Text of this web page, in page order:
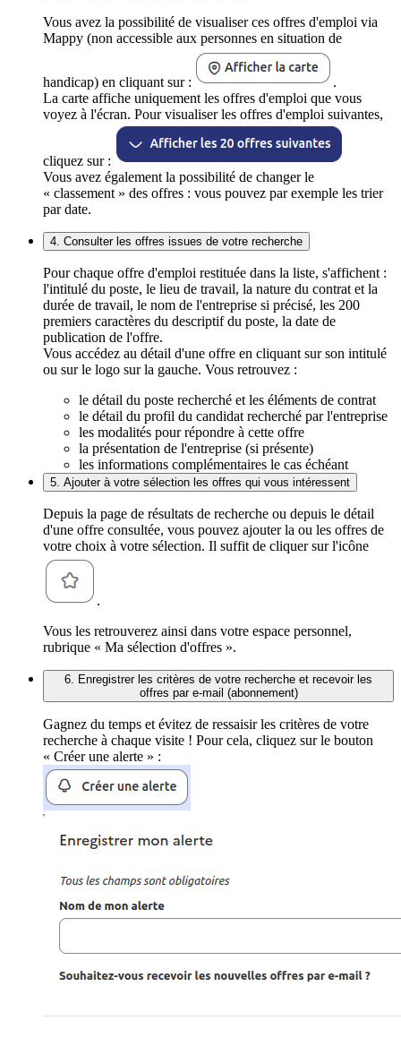
Vous avez la possibilité de visualiser ces offres d'emploi via
Mappy (non accessible aux personnes en situation de
handicap) en cliquant sur :
.
La carte affiche uniquement les offres d'emploi que vous
voyez à l'écran. Pour visualiser les offres d'emploi suivantes,
cliquez sur :
Vous avez également la possibilité de changer le
« classement » des offres : vous pouvez par exemple les trier
par date.
4. Consulter les offres issues de votre recherche
Pour chaque offre d'emploi restituée dans la liste, s'affichent :
l'intitulé du poste, le lieu de travail, la nature du contrat et la
durée de travail, le nom de l'entreprise si précisé, les 200
premiers caractères du descriptif du poste, la date de
publication de l'offre.
Vous accédez au détail d'une offre en cliquant sur son intitulé
ou sur le logo sur la gauche. Vous retrouvez :
le détail du poste recherché et les éléments de contrat
le détail du profil du candidat recherché par l'entreprise
les modalités pour répondre à cette offre
la présentation de l'entreprise (si présente)
les informations complémentaires le cas échéant
5. Ajouter à votre sélection les offres qui vous intéressent
Depuis la page de résultats de recherche ou depuis le détail
d'une offre consultée, vous pouvez ajouter la ou les offres de
votre choix à votre sélection. Il suffit de cliquer sur l'icône
.
Vous les retrouverez ainsi dans votre espace personnel,
rubrique « Ma sélection d'offres ».
6. Enregistrer les critères de votre recherche et recevoir les
offres par e-mail (abonnement)
Gagnez du temps et évitez de ressaisir les critères de votre
recherche à chaque visite ! Pour cela, cliquez sur le bouton
« Créer une alerte » :